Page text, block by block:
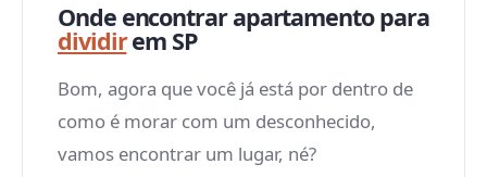
Onde encontrar apartamento para
dividirem SP
Bom, agora que você já está por dentro de
como é morar com um desconhecido,
vamos encontrar um lugar, né?